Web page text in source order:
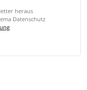
heraus
Datenschutz